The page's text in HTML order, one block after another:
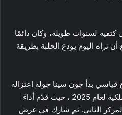
لسنوات طويلة، وكان دائمًا
أن نراه اليوم يودع الحلبة بطريقة
قياسي بدأ جون سينا جولة اعتزاله
بإعلان مشاركته في الملحمة الملكية لعام 2025 ، حيث قدّم أداءً
الثاني. ثم شارك في عرض